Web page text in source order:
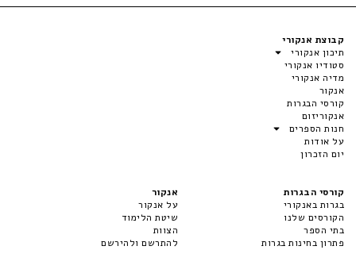
קבוצת אנקורי
תיכון אנקורי
סטודיו אנקורי
מדיה אנקורי
אנקור
קורסי הבגרות
אנקוריזום
חנות הספרים
על אודות
יום הזכרון
קורסי הבגרות
בגרות באנקורי
הקורסים שלנו
בתי הספר
פתרון בחינות בגרות
אנקור
על אנקור
שיטת הלימוד
הצוות
להתרשם ולהירשם